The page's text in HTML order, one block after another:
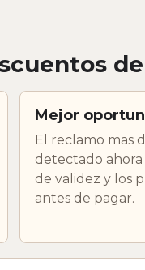
Mejor
El reclamo mas
detectado ahora
de validez y los
antes de pagar.